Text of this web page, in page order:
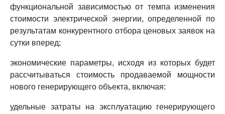
функциональной зависимостью от темпа изменения
стоимости электрической энергии, определенной по
результатам конкурентного отбора ценовых заявок на
сутки вперед;
экономические параметры, исходя из которых будет
рассчитываться стоимость продаваемой мощности
нового генерирующего объекта, включая:
удельные затраты на эксплуатацию генерирующего